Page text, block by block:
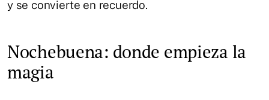
y se convierte en recuerdo.
Nochebuena: donde empieza la
magia